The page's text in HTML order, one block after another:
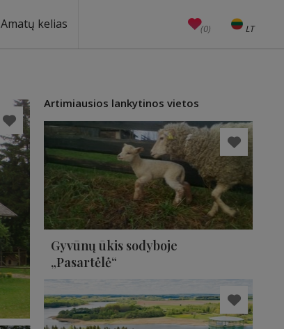
Amatų kelias (0) LT
EN
Artimiausios lankytinos vietos
Gyvūnų ūkis sodyboje
„Pasartėlė“